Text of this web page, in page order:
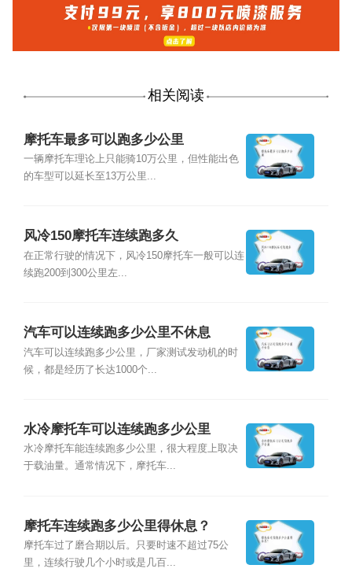
相关阅读
摩托车最多可以跑多少公里
一辆摩托车理论上只能骑10万公里，但性能出色
的车型可以延长至13万公里...
风冷150摩托车连续跑多久
在正常行驶的情况下，风冷150摩托车一般可以连
续跑200到300公里左...
汽车可以连续跑多少公里不休息
汽车可以连续跑多少公里，厂家测试发动机的时
候，都是经历了长达1000个...
水冷摩托车可以连续跑多少公里
水冷摩托车能连续跑多少公里，很大程度上取决
于载油量。通常情况下，摩托车...
摩托车连续跑多少公里得休息？
摩托车过了磨合期以后。只要时速不超过75公
里，连续行驶几个小时或是几百...